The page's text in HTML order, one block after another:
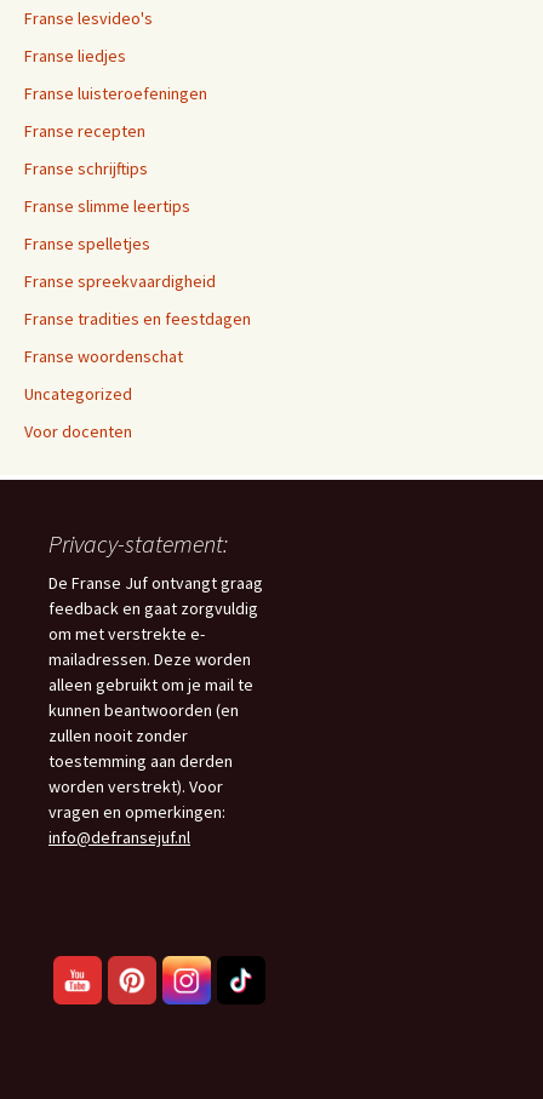
Franse lesvideo's
Franse liedjes
Franse luisteroefeningen
Franse recepten
Franse schrijftips
Franse slimme leertips
Franse spelletjes
Franse spreekvaardigheid
Franse tradities en feestdagen
Franse woordenschat
Uncategorized
Voor docenten
Privacy-statement:
De Franse Juf ontvangt graag
feedback en gaat zorgvuldig
om met verstrekte e-
mailadressen. Deze worden
alleen gebruikt om je mail te
kunnen beantwoorden (en
zullen nooit zonder
toestemming aan derden
worden verstrekt). Voor
vragen en opmerkingen:
info@defransejuf.nl